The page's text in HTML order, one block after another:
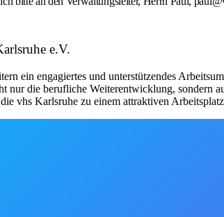
e.V.
ein engagiertes und unterstützendes
die berufliche Weiterentwicklung, sondern
vhs Karlsruhe zu einem attraktiven